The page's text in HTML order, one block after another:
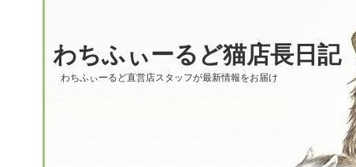
わちふぃーるど猫店長日記
わちふぃーるど直営店スタッフが最新情報をお届け